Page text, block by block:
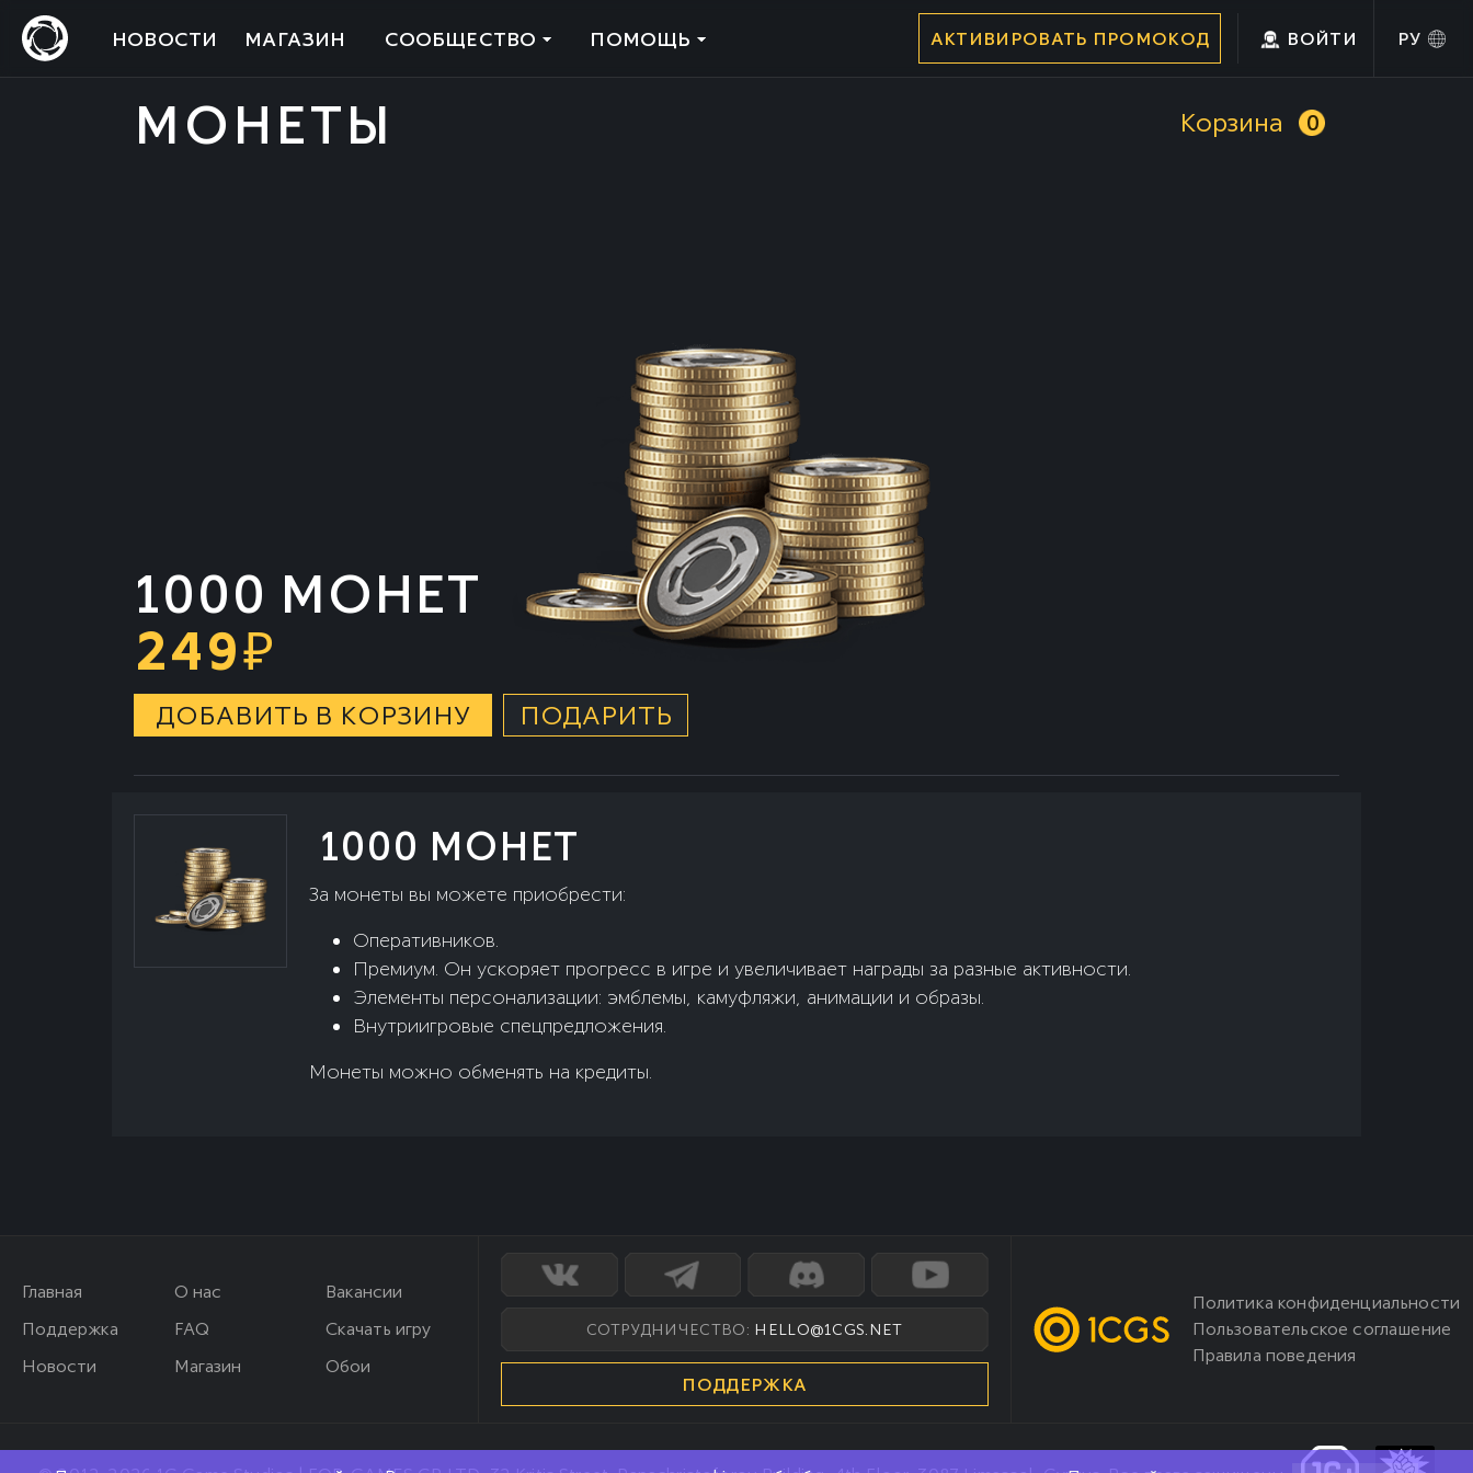
НОВОСТИ МАГАЗИН СООБЩЕСТВО ПОМОЩЬ АКТИВИРОВАТЬ ПРОМОКОД ВОЙТИ РУ
МОНЕТЫ Корзина 0
1000 МОНЕТ
249₽
ДОБАВИТЬ В КОРЗИНУ ПОДАРИТЬ
1000 МОНЕТ
За монеты вы можете приобрести:
Оперативников.
Премиум. Он ускоряет прогресс в игре и увеличивает награды за разные активности.
Элементы персонализации: эмблемы, камуфляжи, анимации и образы.
Внутриигровые спецпредложения.
Монеты можно обменять на кредиты.
Главная О нас
Вакансии
Поддержка
FAQ
Скачать игру
Новости
Магазин Обои
СОТРУДНИЧЕСТВО: HELLO@1CGS.NET
ПОДДЕРЖКА
Политика конфиденциальности
Пользовательское соглашение
Правила поведения